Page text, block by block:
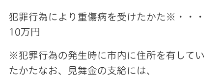
犯罪行為により重傷病を受けたかた※・・・
10万円
※犯罪行為の発生時に市内に住所を有してい
たかたなお、見舞金の支給には、